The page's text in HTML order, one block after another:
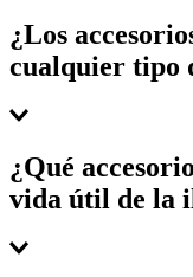
La fotocelda es un
luz natural (ahorro
permiten dimerización,
optimizando el
¿Los
cualquier tipo
No, la compatibilidad
dimensiones) y
Recomendamos
¿Qué
vida útil de la